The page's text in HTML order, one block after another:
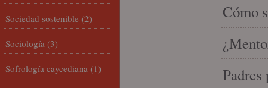
Cómo
Padres
Sociedad sostenible (2)
Sociología (3)
Sofrología caycediana (1)